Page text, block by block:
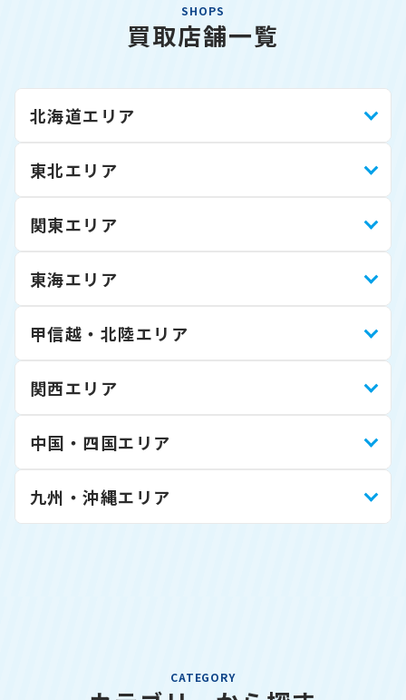
SHOPS
買取店舗一覧
北海道エリア
東北エリア
関東エリア
東海エリア
甲信越・北陸エリア
関西エリア
中国・四国エリア
九州・沖縄エリア
CATEGORY